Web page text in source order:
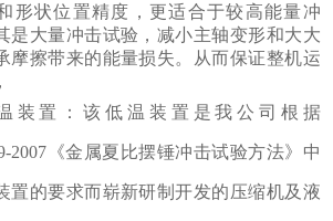
形状位置精度，更适合于较高能量冲
是大量冲击试验，减小主轴变形和大大
摩擦带来的能量损失。从而保证整机运
装置：该低温装置是我公司根据
2007《金属夏比摆锤冲击试验方法》中
置的要求而崭新研制开发的压缩机及液